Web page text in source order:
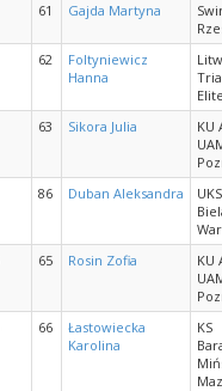
61 Gajda Martyna
62
Foltyniewicz
Hanna
Elite
63 Sikora Julia
KU
86 Duban Aleksandra
65 Rosin Zofia
KU
66
Łastowiecka
Karolina
KS